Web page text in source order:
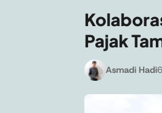
Pajak
Asmadi Hadi